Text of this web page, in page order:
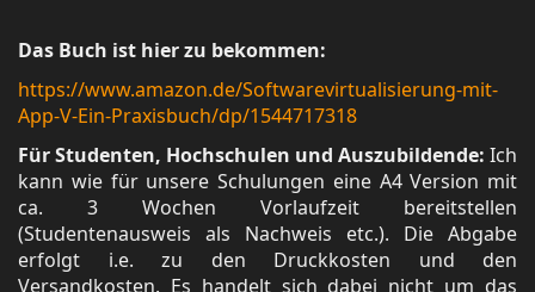
Das Buch ist hier zu bekommen:
https://www.amazon.de/Softwarevirtualisierung-mit-
App-V-Ein-Praxisbuch/dp/1544717318
Für Studenten, Hochschulen und Auszubildende: Ich
kann wie für unsere Schulungen eine A4 Version mit
ca. 3 Wochen Vorlaufzeit bereitstellen
(Studentenausweis als Nachweis etc.). Die Abgabe
erfolgt i.e. zu den Druckkosten und den
Versandkosten. Es handelt sich dabei nicht um das